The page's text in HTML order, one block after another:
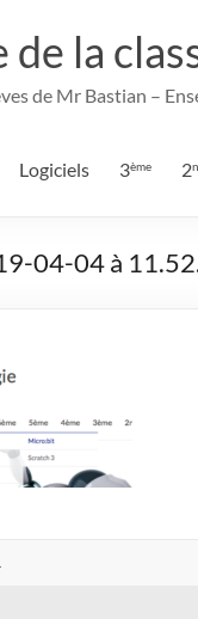
de la
de Mr Bastian –
Logiciels 3ème 2
04-04 à